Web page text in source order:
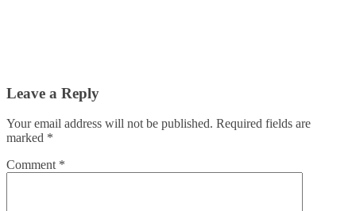
Leave a Reply
Your email address will not be published. Required fields are
marked *
Comment *